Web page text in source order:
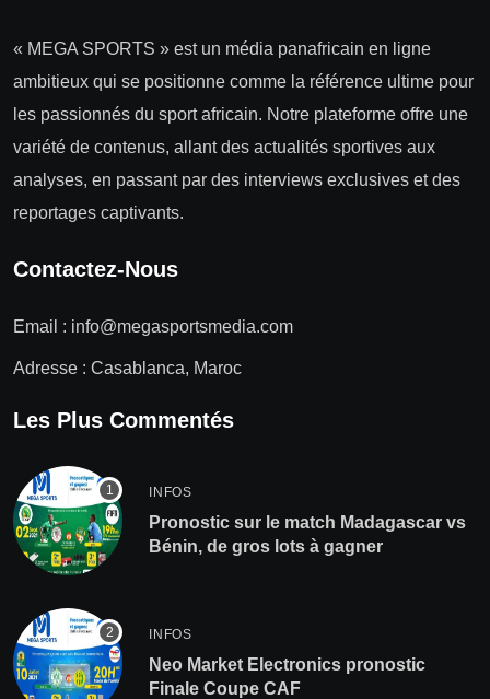
« MEGA SPORTS » est un média panafricain en ligne
ambitieux qui se positionne comme la référence ultime pour
les passionnés du sport africain. Notre plateforme offre une
variété de contenus, allant des actualités sportives aux
analyses, en passant par des interviews exclusives et des
reportages captivants.
Contactez-Nous
Email : info@megasportsmedia.com
Adresse : Casablanca, Maroc
Les Plus Commentés
INFOS
Pronostic sur le match Madagascar vs
Bénin, de gros lots à gagner
INFOS
Neo Market Electronics pronostic
Finale Coupe CAF